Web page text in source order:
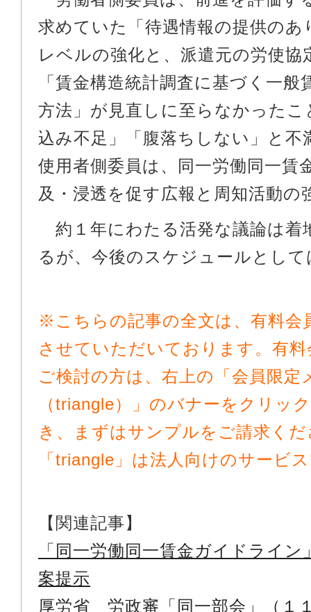
求めていた「待遇情報の提供のあ
レベルの強化と、派遣元の労使協
「賃金構造統計調査に基づく一般
方法」が見直しに至らなかったこ
込み不足」「腹落ちしない」と不
使用者側委員は、同一労働同一賃
及・浸透を促す広報と周知活動の
約１年にわたる活発な議論は着
るが、今後のスケジュールとし
※こちらの記事の全文は、有料会
させていただいております。有
ご検討の方は、右上の「会員限定
（triangle）」のバナーをクリッ
き、まずはサンプルをご請求く
「triangle」は法人向けのサービ
【関連記事】
「同一労働同一賃金ガイドライ
案提示
厚労省 労政審「同一部会」（１